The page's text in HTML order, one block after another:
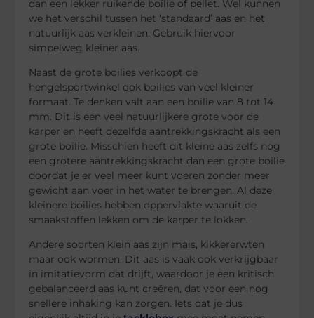
dan een lekker ruikende boilie of pellet. Wel kunnen
we het verschil tussen het ‘standaard’ aas en het
natuurlijk aas verkleinen. Gebruik hiervoor
simpelweg kleiner aas.
Naast de grote boilies verkoopt de
hengelsportwinkel ook boilies van veel kleiner
formaat. Te denken valt aan een boilie van 8 tot 14
mm. Dit is een veel natuurlijkere grote voor de
karper en heeft dezelfde aantrekkingskracht als een
grote boilie. Misschien heeft dit kleine aas zelfs nog
een grotere aantrekkingskracht dan een grote boilie
doordat je er veel meer kunt voeren zonder meer
gewicht aan voer in het water te brengen. Al deze
kleinere boilies hebben oppervlakte waaruit de
smaakstoffen lekken om de karper te lokken.
Andere soorten klein aas zijn mais, kikkererwten
maar ook wormen. Dit aas is vaak ook verkrijgbaar
in imitatievorm dat drijft, waardoor je een kritisch
gebalanceerd aas kunt creëren, dat voor een nog
snellere inhaking kan zorgen. Iets dat je dus